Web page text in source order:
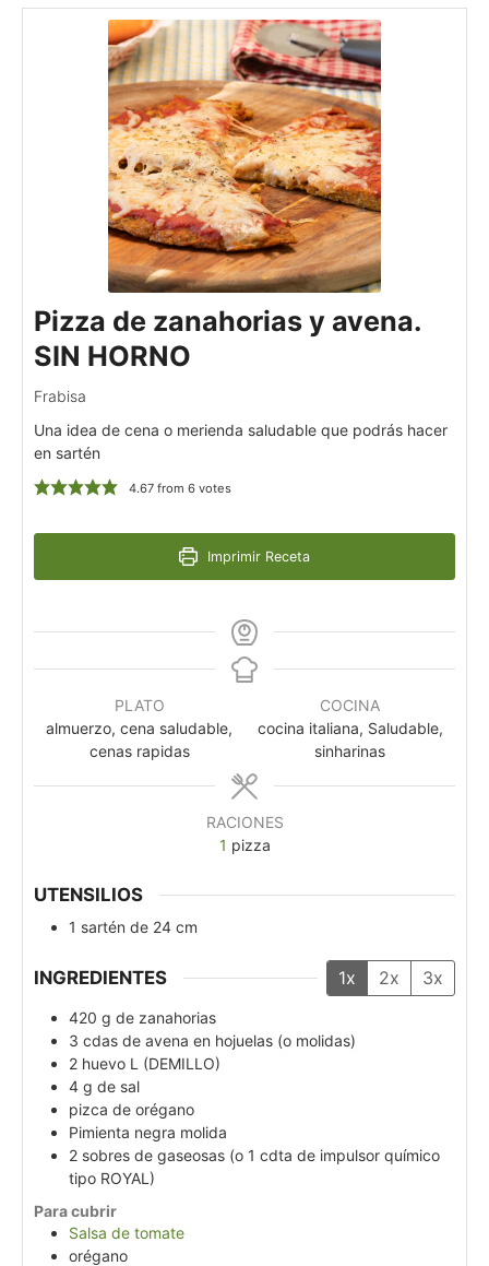
Pizza de zanahorias y avena.
SIN HORNO
Frabisa
Una idea de cena o merienda saludable que podrás hacer
en sartén
4.67from 6votes
Imprimir Receta
PLATO
almuerzo, cena saludable,
cenas rapidas
COCINA
cocina italiana, Saludable,
sinharinas
RACIONES
1 pizza
UTENSILIOS
1 sartén de 24 cm
INGREDIENTES 1x 2x 3x
420 g de zanahorias
3 cdas de avena en hojuelas (o molidas)
2 huevo L (DEMILLO)
4 g de sal
pizca de orégano
Pimienta negra molida
2 sobres de gaseosas (o 1 cdta de impulsor químico
tipo ROYAL)
Para cubrir
Salsa de tomate
orégano